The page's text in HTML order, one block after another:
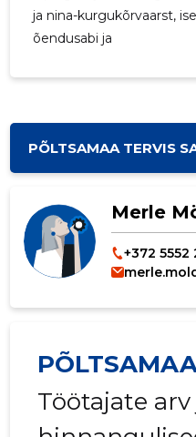
ja nina-kurgukõrvaarst,
õendusabi ja
PÕLTSAMAA TERVIS
Merle
+372 5552
Töötajate arv